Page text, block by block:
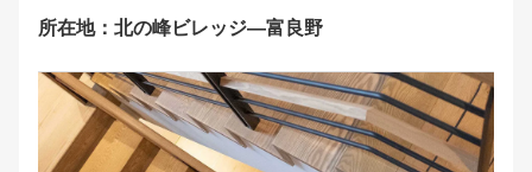
所在地：北の峰ビレッジ―富良野